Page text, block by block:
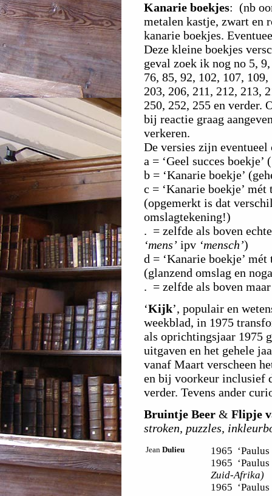
Kanarie boekjes: (nb
metalen kastje, zwart en
kanarie boekjes.
Deze kleine boekjes
geval zoek ik nog no 5,
76, 85, 92, 102, 107,
203, 206, 211, 212, 213,
250, 252, 255 en verder.
bij reactie graag
verkeren.
De versies zijn
a = ‘Geel succes
b = ‘Kanarie boekje’
c = ‘Kanarie boekje’
(opgemerkt is dat
omslagtekening!)
. = zelfde als boven
‘mens’ ipv ‘mensch’)
d = ‘Kanarie boekje’
(glanzend omslag en
. = zelfde als boven
‘Kijk’, populair en
weekblad, in 1975
als oprichtingsjaar 1975
uitgaven en het gehele
vanaf Maart verscheen
en bij voorkeur inclusief
verder. Tevens ander
Bruintje Beer & Flipje
stroken, puzzles,
Jean Dulieu
1965
1965 ‘Paulus
Zuid-Afrika)
1965